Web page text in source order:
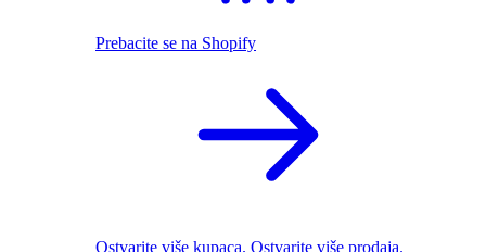
Prebacite se na Shopify
Ostvarite više kupaca. Ostvarite više prodaja.